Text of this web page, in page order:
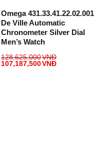
Omega 431.33.41.22.02.001
De Ville Automatic
Chronometer Silver Dial
Men’s Watch
128,625,000VNĐ
107,187,500VNĐ